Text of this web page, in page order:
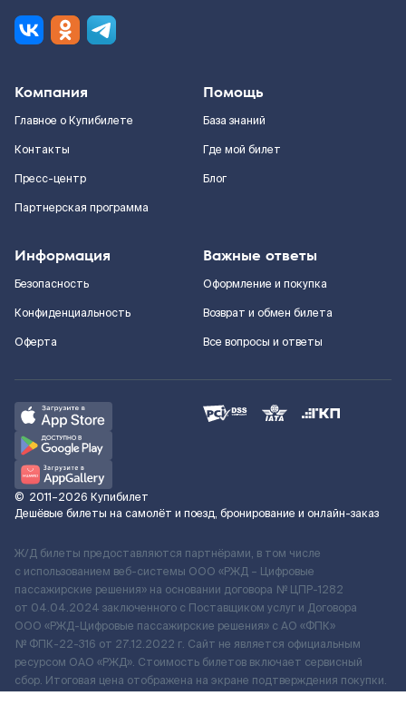
Компания
Главное о Купибилете
Контакты
Пресс-центр
Партнерская программа
Помощь
База знаний
Где мой билет
Блог
Информация
Безопасность
Конфиденциальность
Оферта
Важные ответы
Оформление и покупка
Возврат и обмен билета
Все вопросы и ответы
© 2011–2026 Купибилет
Дешёвые билеты на самолёт и поезд, бронирование и онлайн-заказ
Ж/Д билеты предоставляются партнёрами, в том числе
с использованием веб-системы ООО «РЖД – Цифровые
пассажирские решения» на основании договора № ЦПР-1282
от 04.04.2024 заключенного с Поставщиком услуг и Договора
ООО «РЖД-Цифровые пассажирские решения» c АО «ФПК»
№ ФПК-22-316 от 27.12.2022 г. Сайт не является официальным
ресурсом ОАО «РЖД». Стоимость билетов включает сервисный
сбор. Итоговая цена отображена на экране подтверждения покупки.